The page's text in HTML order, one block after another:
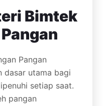
Bimtek
Pangan
dasar utama bagi
setiap saat.
pangan